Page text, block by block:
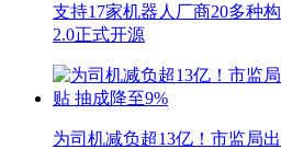
支持17家机器人厂商20多种
2.0正式开源
为司机减负超13亿！市监局